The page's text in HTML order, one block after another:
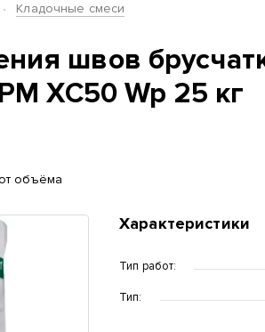
Кладочные смеси
швов
Wp 25 кг
объёма
Характеристики
Тип работ:
Тип: